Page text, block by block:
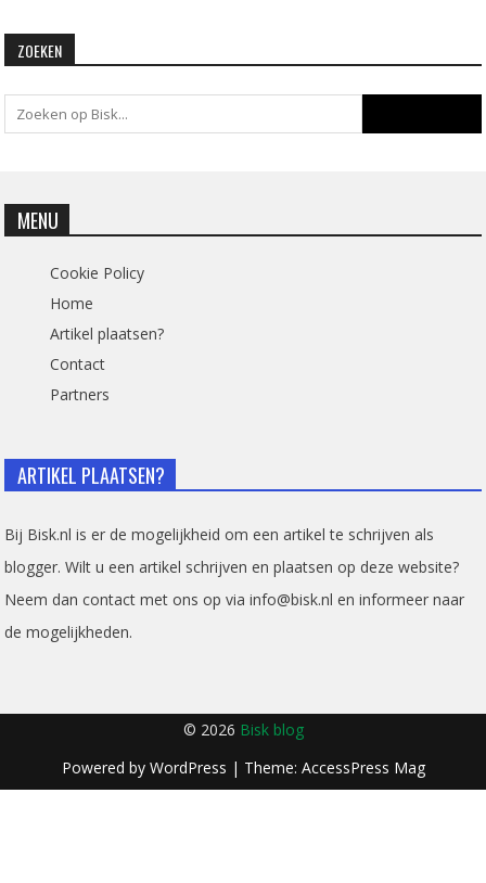
ZOEKEN
MENU
Cookie Policy
Home
Artikel plaatsen?
Contact
Partners
ARTIKEL PLAATSEN?
Bij Bisk.nl is er de mogelijkheid om een artikel te schrijven als
blogger. Wilt u een artikel schrijven en plaatsen op deze website?
Neem dan contact met ons op via info@bisk.nl en informeer naar
de mogelijkheden.
© 2026 Bisk blog
Powered by WordPress | Theme: AccessPress Mag